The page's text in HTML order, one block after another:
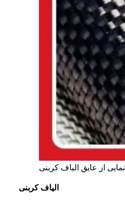
نمایی از عایق الیاف کربنی
الیاف کربنی